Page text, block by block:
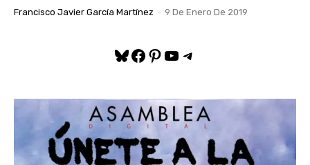
Francisco Javier García Martínez - 9 De Enero De 2019
Bluesky
Facebook
Pinterest
YouTube
Telegram